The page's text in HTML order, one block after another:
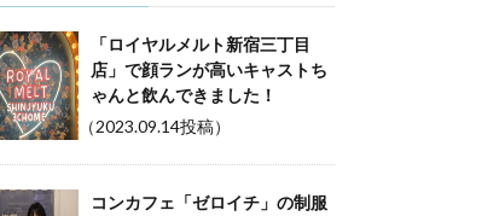
「ロイヤルメルト新宿三丁目
店」で顔ランが高いキャストち
ゃんと飲んできました！
（2023.09.14投稿）
コンカフェ「ゼロイチ」の制服